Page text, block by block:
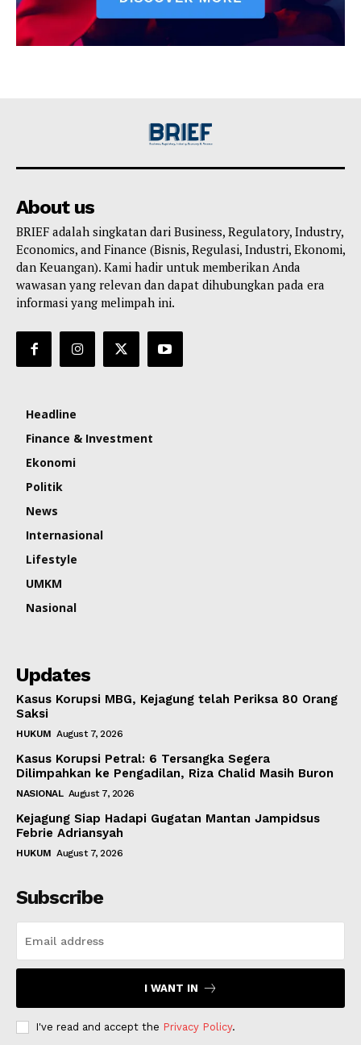
About us
BRIEF adalah singkatan dari Business, Regulatory, Industry,
Economics, and Finance (Bisnis, Regulasi, Industri, Ekonomi,
dan Keuangan). Kami hadir untuk memberikan Anda
wawasan yang relevan dan dapat dihubungkan pada era
informasi yang melimpah ini.
Headline
Finance & Investment
Ekonomi
Politik
News
Internasional
Lifestyle
UMKM
Nasional
Updates
Kasus Korupsi MBG, Kejagung telah Periksa 80 Orang
Saksi
HUKUM August 7, 2026
Kasus Korupsi Petral: 6 Tersangka Segera
Dilimpahkan ke Pengadilan, Riza Chalid Masih Buron
NASIONAL August 7, 2026
Kejagung Siap Hadapi Gugatan Mantan Jampidsus
Febrie Adriansyah
HUKUM August 7, 2026
Subscribe
I WANT IN
I've read and accept the Privacy Policy.